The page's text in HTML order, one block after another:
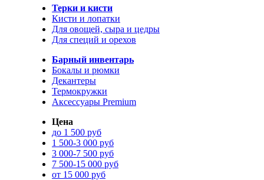
Терки и кисти
Кисти и лопатки
Для овощей, сыра и цедры
Для специй и орехов
Барный инвентарь
Бокалы и рюмки
Декантеры
Термокружки
Аксессуары Premium
Цена
до 1 500 руб
1 500-3 000 руб
3 000-7 500 руб
7 500-15 000 руб
от 15 000 руб